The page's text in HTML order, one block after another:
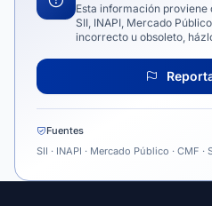
Esta información
SII, INAPI, Mercado
incorrecto u obsoleto,
Fuentes
SII · INAPI · Mercado Público · CMF ·